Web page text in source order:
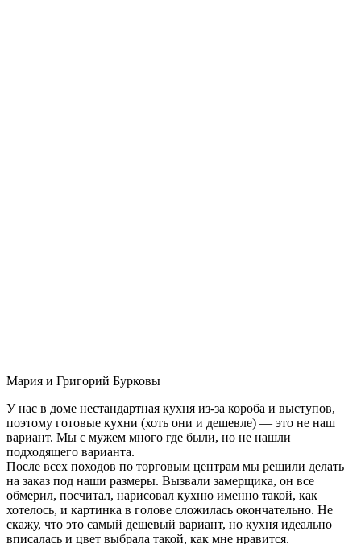
Мария и Григорий Бурковы
У нас в доме нестандартная кухня из-за короба и выступов,
поэтому готовые кухни (хоть они и дешевле) — это не наш
вариант. Мы с мужем много где были, но не нашли
подходящего варианта.
После всех походов по торговым центрам мы решили делать
на заказ под наши размеры. Вызвали замерщика, он все
обмерил, посчитал, нарисовал кухню именно такой, как
хотелось, и картинка в голове сложилась окончательно. Не
скажу, что это самый дешевый вариант, но кухня идеально
вписалась и цвет выбрала такой, как мне нравится.